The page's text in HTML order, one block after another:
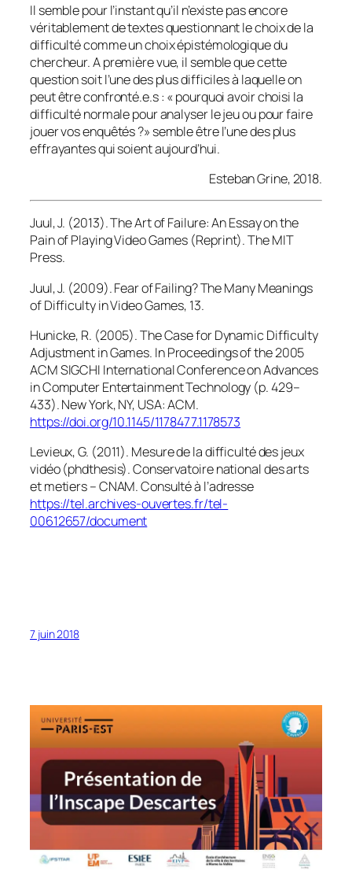
Il semble pour l’instant qu’il n’existe pas encore
véritablement de textes questionnant le choix de la
difficulté comme un choix épistémologique du
chercheur. A première vue, il semble que cette
question soit l’une des plus difficiles à laquelle on
peut être confronté.e.s : « pourquoi avoir choisi la
difficulté normale pour analyser le jeu ou pour faire
jouer vos enquêtés ?» semble être l’une des plus
effrayantes qui soient aujourd’hui.
Esteban Grine, 2018.
Juul, J. (2013).The Art of Failure: An Essay on the
Pain of Playing Video Games (Reprint). The MIT
Press.
Juul, J. (2009). Fear of Failing? The Many Meanings
of Difficulty in Video Games, 13.
Hunicke, R. (2005). The Case for Dynamic Difficulty
Adjustment in Games. InProceedings of the 2005
ACM SIGCHI International Conference on Advances
in Computer Entertainment Technology (p. 429–
433). New York, NY, USA: ACM.
https://doi.org/10.1145/1178477.1178573
Levieux, G. (2011). Mesure de la difficulté des jeux
vidéo(phdthesis). Conservatoire national des arts
et metiers – CNAM. Consulté à l’adresse
https://tel.archives-ouvertes.fr/tel-
00612657/document
7 juin 2018